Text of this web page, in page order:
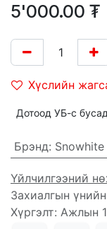
5'000.00 ₮
Хүслийн
Дотоод УБ-с бусад
Брэнд: Snowhite
Үйлчилгээний
Захиалгын
Хүргэлт: Ажлын